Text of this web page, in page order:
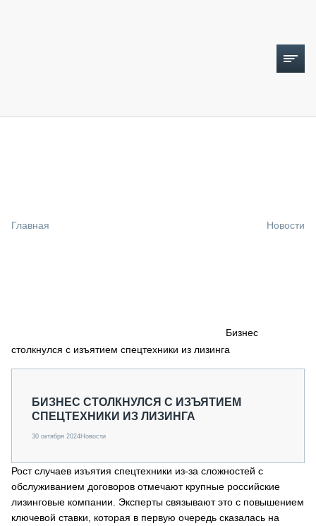
СПЕЦПРОЕКТЫ
О ПРОЕКТЕ
Главная Новости
Бизнес
столкнулся с изъятием спецтехники из лизинга
БИЗНЕС СТОЛКНУЛСЯ С ИЗЪЯТИЕМ
СПЕЦТЕХНИКИ ИЗ ЛИЗИНГА
30 октября 2024Новости
Рост случаев изъятия спецтехники из-за сложностей с
обслуживанием договоров отмечают крупные российские
лизинговые компании. Эксперты связывают это с повышением
ключевой ставки, которая в первую очередь сказалась на